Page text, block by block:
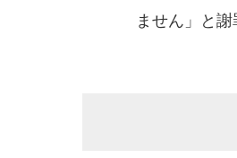
ません」と謝